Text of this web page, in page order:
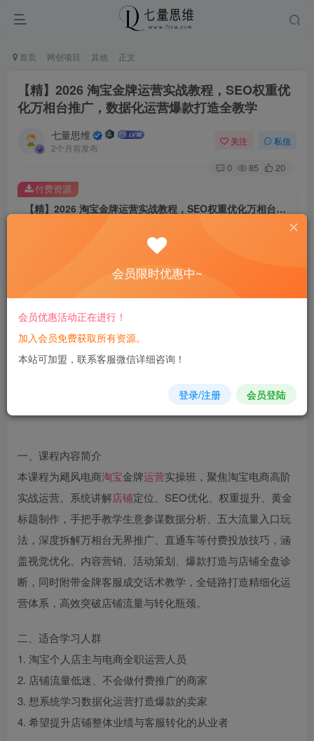
首页 网创项目 其他 正文
【精】2026 淘宝金牌运营实战教程，SEO权重优
化万相台推广，数据化运营爆款打造全教学
七量思维
2个月前发布
关注 私信
0 85 20
【精】2026 淘宝金牌运营实战教程，SEO权重优化万相台推广，数据化运营爆款打造全教学
8.8
免费
您当前未登录！建议登陆后购买，可保存购买订单
付费资源
一、课程内容简介
本课程为飓风电商淘宝金牌运营实操班，聚焦淘宝电商高阶
实战运营。系统讲解店铺定位、SEO优化、权重提升、黄金
标题制作，手把手教学生意参谋数据分析、五大流量入口玩
法，深度拆解万相台无界推广、直通车等付费投放技巧，涵
盖视觉优化、内容营销、活动策划、爆款打造与店铺全盘诊
断，同时附带金牌客服成交话术教学，全链路打造精细化运
营体系，高效突破店铺流量与转化瓶颈。
二、适合学习人群
1. 淘宝个人店主与电商全职运营人员
2. 店铺流量低迷、不会做付费推广的商家
3. 想系统学习数据化运营打造爆款的卖家
4. 希望提升店铺整体业绩与客服转化的从业者
会员限时优惠中~
会员优惠活动正在进行！
加入会员免费获取所有资源。
本站可加盟，联系客服微信详细咨询！
登录/注册 会员登陆